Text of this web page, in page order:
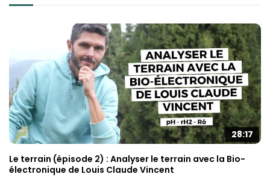
28:17
Le terrain (épisode 2) : Analyser le terrain avec la Bio-
électronique de Louis Claude Vincent